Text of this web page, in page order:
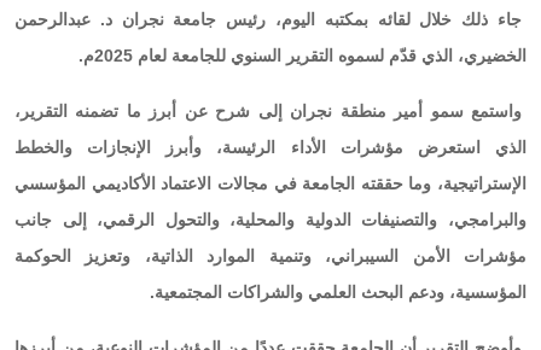
جاء ذلك خلال لقائه بمكتبه اليوم، رئيس جامعة نجران د. عبدالرحمن
الخضيري، الذي قدّم لسموه التقرير السنوي للجامعة لعام 2025م.
واستمع سمو أمير منطقة نجران إلى شرح عن أبرز ما تضمنه التقرير،
الذي استعرض مؤشرات الأداء الرئيسة، وأبرز الإنجازات والخطط
الإستراتيجية، وما حققته الجامعة في مجالات الاعتماد الأكاديمي المؤسسي
والبرامجي، والتصنيفات الدولية والمحلية، والتحول الرقمي، إلى جانب
مؤشرات الأمن السيبراني، وتنمية الموارد الذاتية، وتعزيز الحوكمة
المؤسسية، ودعم البحث العلمي والشراكات المجتمعية.